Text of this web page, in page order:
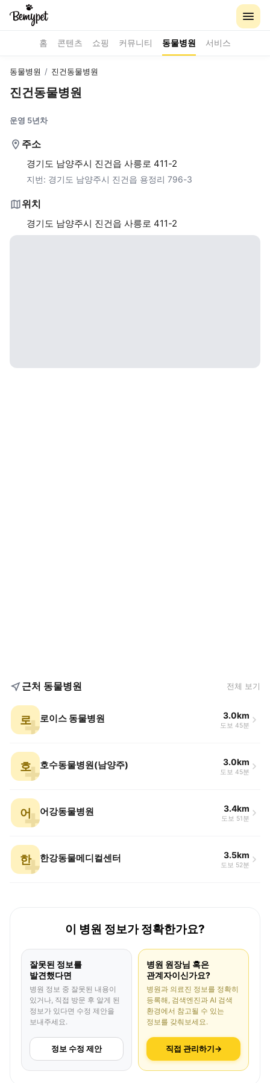
홈 콘텐츠 쇼핑 커뮤니티 동물병원 서비스
동물병원 / 진건동물병원
진건동물병원
운영 5년차
주소
경기도 남양주시 진건읍 사릉로 411-2
지번: 경기도 남양주시 진건읍 용정리 796-3
위치
경기도 남양주시 진건읍 사릉로 411-2
근처 동물병원 전체 보기
로 로이스 동물병원 3.0km
도보 45분
호 호수동물병원(남양주) 3.0km
도보 45분
어 어강동물병원 3.4km
도보 51분
한 한강동물메디컬센터 3.5km
도보 52분
이 병원 정보가 정확한가요?
잘못된 정보를
발견했다면
병원 정보 중 잘못된 내용이
있거나, 직접 방문 후 알게 된
정보가 있다면 수정 제안을
보내주세요.
정보 수정 제안
병원 원장님 혹은
관계자이신가요?
병원과 의료진 정보를 정확히
등록해, 검색엔진과 AI 검색
환경에서 참고될 수 있는
정보를 갖춰보세요.
직접 관리하기→